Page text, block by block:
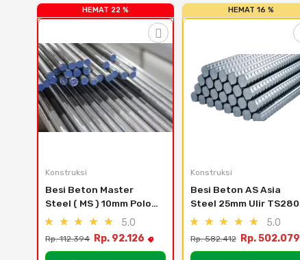
HEMAT 22 %
Konstruksi
Besi Beton Master
Steel ( MS ) 10mm Polos
TP280
5.0
Rp. 112.394 Rp. 92.126
HEMAT 16 %
Konstruksi
Besi Beton AS Asia
Steel 25mm Ulir TS280
5.0
Rp. 582.412 Rp. 502.079